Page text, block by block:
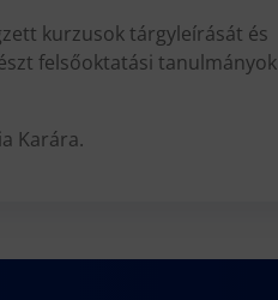
kurzusok tárgyleírását és
felsőoktatási tanulmányok
Karára.